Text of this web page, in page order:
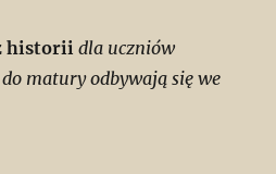
historii dla uczniów
matury odbywają się we